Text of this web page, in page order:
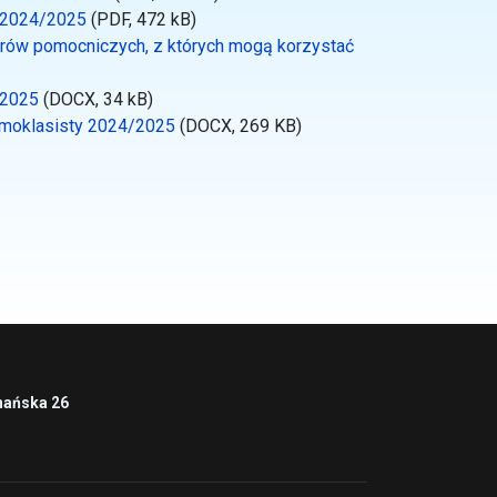
2025 (PDF, 472 kB)
pomocniczych, z których mogą korzystać
(DOCX, 34 kB)
2024/2025 (DOCX, 269 KB)
26